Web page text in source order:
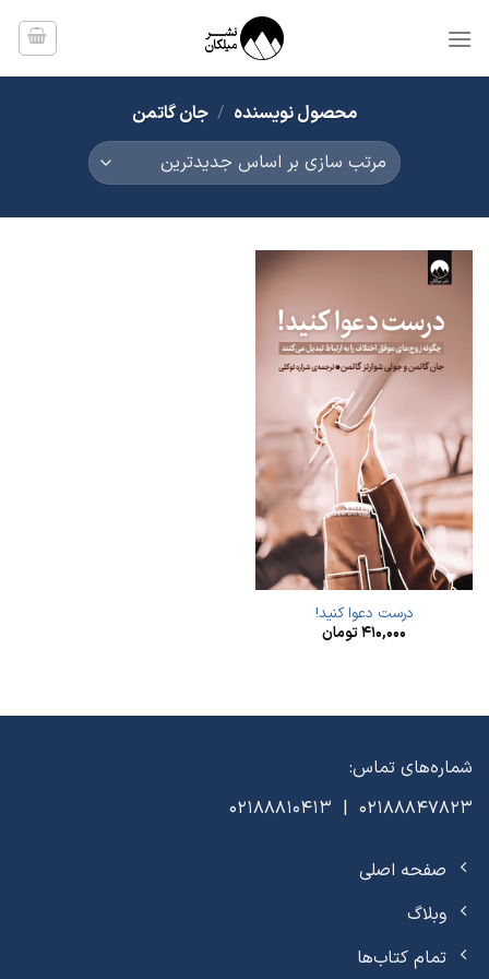
محصول نویسنده / جان گاتمن
درست دعوا کنید!
۴۱۰,۰۰۰تومان
شماره‌های تماس:
02188847823 | 02188810413
صفحه اصلی
وبلاگ
تمام کتاب‌ها